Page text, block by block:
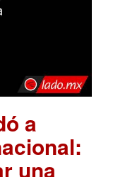
a
una